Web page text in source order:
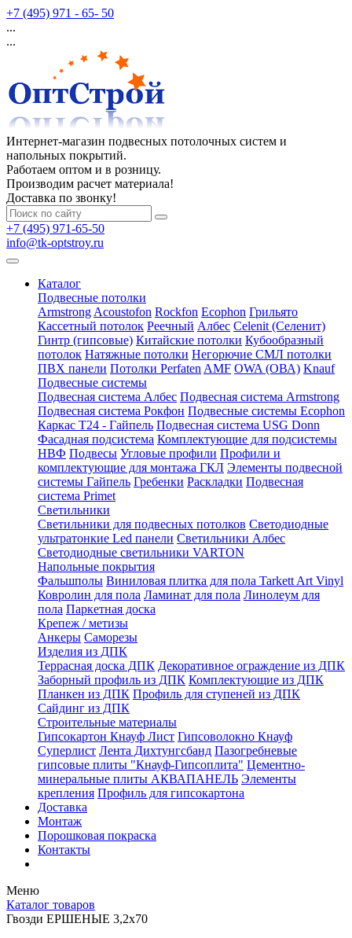
+7 (495) 971 - 65- 50
...
...
Интернет-магазин подвесных потолочных систем и
напольных покрытий.
Работаем оптом и в розницу.
Производим расчет материала!
Доставка по звонку!
+7 (495) 971-65-50
info@tk-optstroy.ru
Каталог
Подвесные потолки
Armstrong Acoustofon Rockfon Ecophon Грильято
Кассетный потолок Реечный Албес Celenit (Селенит)
Гинтр (гипсовые) Китайские потолки Кубообразный
потолок Натяжные потолки Негорючие СМЛ потолки
ПВХ панели Потолки Perfaten AMF OWA (ОВА) Knauf
Подвесные системы
Подвесная система Албес Подвесная система Armstrong
Подвесная система Рокфон Подвесные системы Ecophon
Каркас Т24 - Гайпель Подвесная система USG Donn
Фасадная подсистема Комплектующие для подсистемы
НВФ Подвесы Угловые профили Профили и
комплектующие для монтажа ГКЛ Элементы подвесной
системы Гайпель Гребенки Раскладки Подвесная
система Primet
Светильники
Светильники для подвесных потолков Светодиодные
ультратонкие Led панели Светильники Албес
Светодиодные светильники VARTON
Напольные покрытия
Фальшполы Виниловая плитка для пола Tarkett Art Vinyl
Ковролин для пола Ламинат для пола Линолеум для
пола Паркетная доска
Крепеж / метизы
Анкеры Саморезы
Изделия из ДПК
Террасная доска ДПК Декоративное ограждение из ДПК
Заборный профиль из ДПК Комплектующие из ДПК
Планкен из ДПК Профиль для ступеней из ДПК
Сайдинг из ДПК
Строительные материалы
Гипсокартон Кнауф Лист Гипсоволокно Кнауф
Суперлист Лента Дихтунгсбанд Пазогребневые
гипсовые плиты "Кнауф-Гипсоплита" Цементно-
минеральные плиты АКВАПАНЕЛЬ Элементы
крепления Профиль для гипсокартона
Доставка
Монтаж
Порошковая покраска
Контакты
Меню
Каталог товаров
Гвозди ЕРШЕНЫЕ 3,2х70